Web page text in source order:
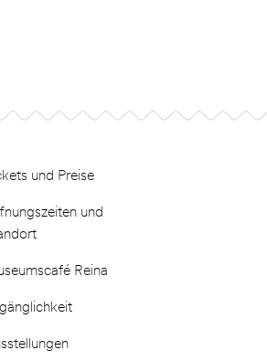
und Preise
und
Reina